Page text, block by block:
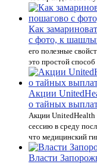
Как
с фото, к
его полезные
это простой
Акции
о тайных
Акции UnitedHealth
сессию в среду
что медицинский
Власти